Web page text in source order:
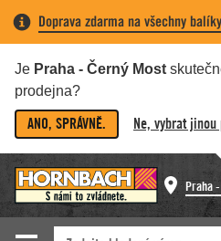
Doprava zdarma na všechny
Je Praha - Černý Most
prodejna?
ANO, SPRÁVNĚ. Ne, vybrat jinou
Praha